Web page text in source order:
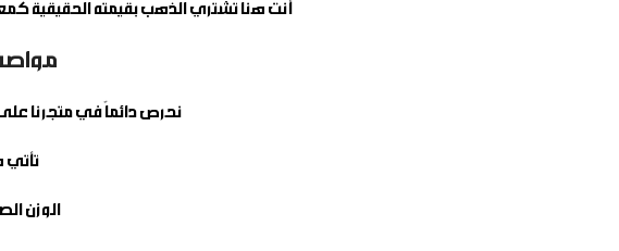
أنت هنا تشتري الذهب بقيمته الحقيقية
نحرص دائماً في متجرنا على
تأتي
الوزن